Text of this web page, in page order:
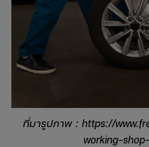
ที่มารูปภาพ : https://
working-